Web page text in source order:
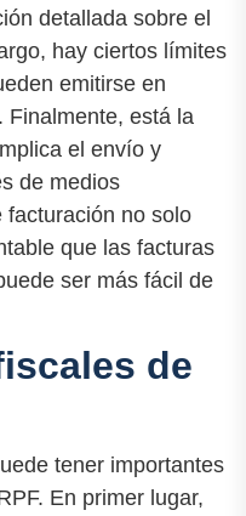
detallada sobre el
hay ciertos límites
emitirse en
Finalmente, está la
el envío y
de medios
facturación no solo
que las facturas
ser más fácil de
de
tener importantes
En primer lugar,